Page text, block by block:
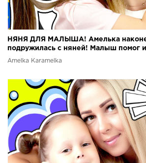
НЯНЯ ДЛЯ МАЛЫША! Амелька
подружилась с няней! Малыш помог
Видео для детей
Amelka Karamelka